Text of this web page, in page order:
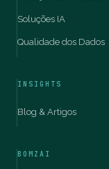
Soluções IA
Qualidade dos Dados
INSIGHTS
Blog & Artigos
BOMZAI